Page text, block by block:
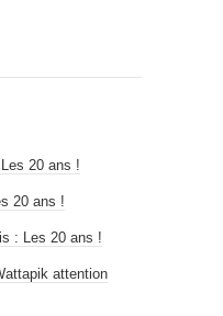
20 ans !
20 ans !
: Les 20 ans !
attention